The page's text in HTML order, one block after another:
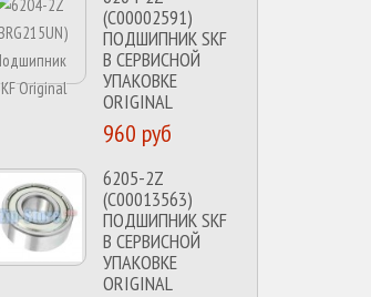
(C00002591)
ПОДШИПНИК SKF
В СЕРВИСНОЙ
УПАКОВКЕ
ORIGINAL
960 руб
6205-2Z
(C00013563)
ПОДШИПНИК SKF
В СЕРВИСНОЙ
УПАКОВКЕ
ORIGINAL